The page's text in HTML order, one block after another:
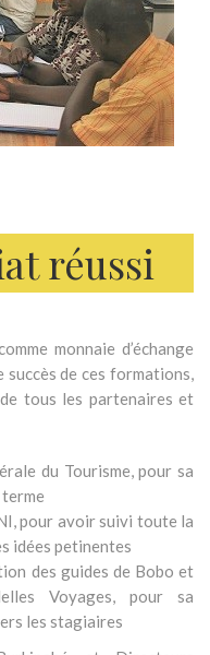
réussi
monnaie d’échange
succès de ces formations,
tous les partenaires et
du Tourisme, pour sa
pour avoir suivi toute la
idées petinentes
des guides de Bobo et
Voyages, pour sa
les stagiaires